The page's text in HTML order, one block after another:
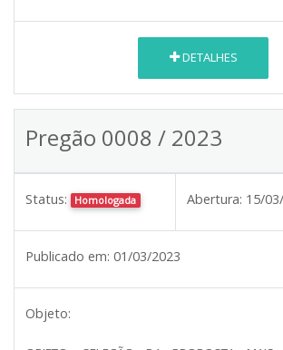
DETALHES
Pregão 0008 / 2023
Status: Homologada Abertura: 15/
Publicado em: 01/03/2023
Objeto: